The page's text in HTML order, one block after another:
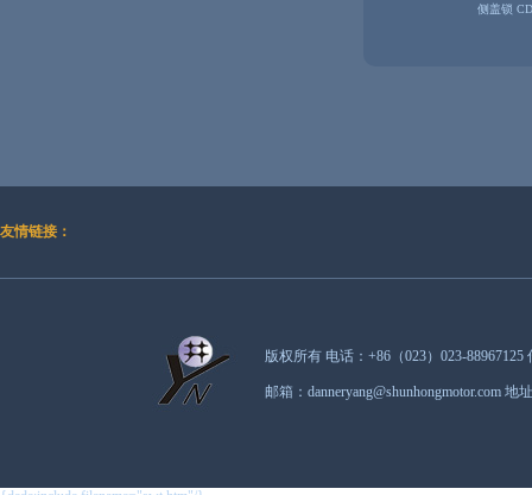
侧盖锁
友情链接：
版权所有 电话：+86（023）023-
邮箱：danneryang@shunhongmotor.com